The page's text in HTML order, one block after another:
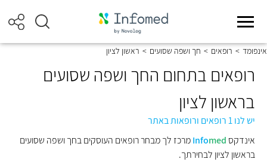
אינפומד > רופאים > חך ושפה שסועים > ראשון לציון
רופאים בתחום החך ושפה שסועים
בראשון לציון
יש לנו 1 רופאים ורופאות באתר
אינדקס
Infomed
מרכז לך מבחר רופאים העוסקים בחך ושפה שסועים
בראשון לציון לבחירתך.